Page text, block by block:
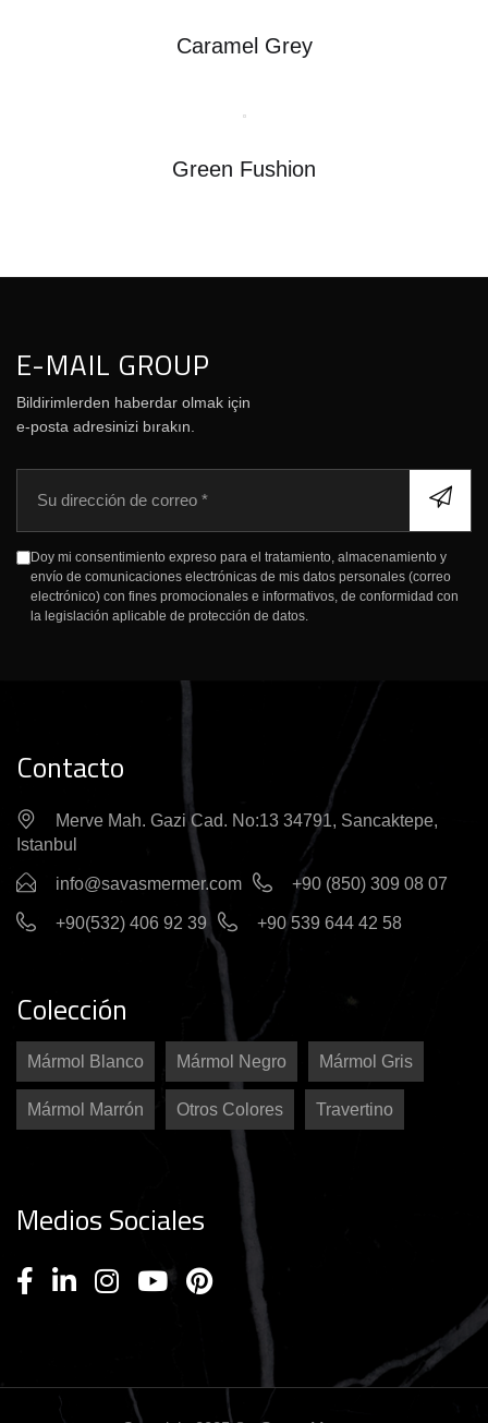
Caramel Grey
Green Fushion
E-MAIL GROUP
Bildirimlerden haberdar olmak için
e-posta adresinizi bırakın.
r
ó
n
c
o
Doy mi consentimiento expreso para el tratamiento, almacenamiento y
envío de comunicaciones electrónicas de mis datos personales (correo
electrónico) con fines promocionales e informativos, de conformidad con
la legislación aplicable de protección de datos.
Contacto
Merve Mah. Gazi Cad. No:13 34791, Sancaktepe,
Istanbul
info@savasmermer.com +90 (850) 309 08 07
+90(532) 406 92 39 +90 539 644 42 58
Colección
Mármol Blanco Mármol Negro Mármol Gris
Mármol Marrón Otros Colores Travertino
Medios Sociales